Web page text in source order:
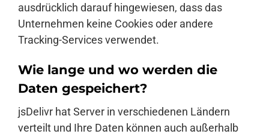
ausdrücklich darauf hingewiesen, dass das
Unternehmen keine Cookies oder andere
Tracking-Services verwendet.
Wie lange und wo werden die
Daten gespeichert?
jsDelivr hat Server in verschiedenen Ländern
verteilt und Ihre Daten können auch außerhalb